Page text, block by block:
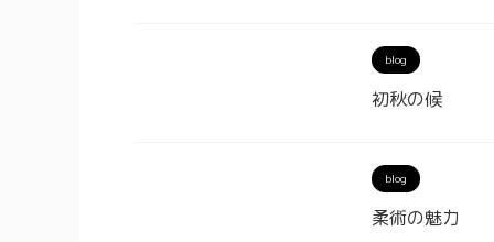
blog
初秋の候
blog
柔術の魅力